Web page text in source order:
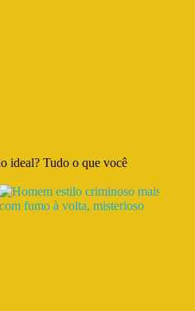
ideal? Tudo o que você